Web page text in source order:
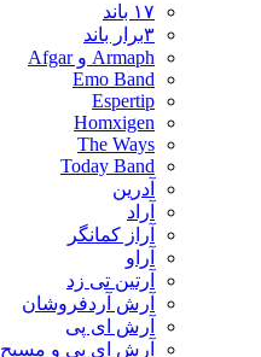
۱۷ باند
۳برار باند
Armaph و Afgar
Emo Band
Espertip
Homxigen
The Ways
Today Band
آدرین
آراد
آراز کمانگر
آراو
آرتین تی زد
آرش آردفروشان
آرش ای پی
آرش ای پی و مسیح